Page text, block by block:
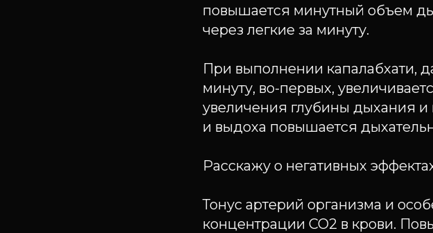
повышается минутный объем
через легкие за минуту.
При выполнении капалабхати,
минуту, во-первых,
увеличения глубины дыхания
и выдоха повышается
Расскажу о негативных
Тонус артерий организма и
концентрации СО2 в крови.